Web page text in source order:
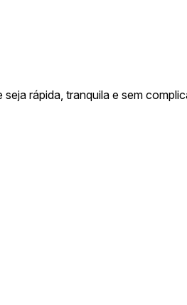
rápida, tranquila e sem